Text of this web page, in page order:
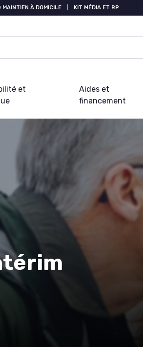
MAINTIEN À DOMICILE KIT MÉDIA ET RP
et
Aides et
financement